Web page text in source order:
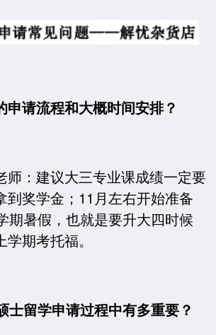
申请流程和大概时间安排？
师：建议大三专业课成绩一定要
到奖学金；11月左右开始准备
期暑假，也就是要升大四时候
期考托福。
士留学申请过程中有多重要？